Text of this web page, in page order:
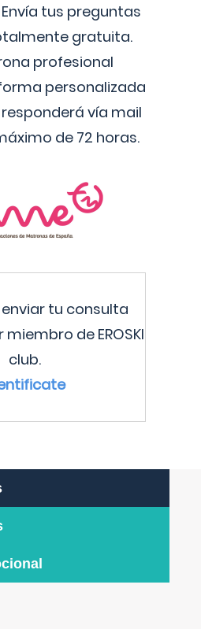
tus preguntas
gratuita.
profesional
personalizada
vía mail
de 72 horas.
tu consulta
de EROSKI
club.